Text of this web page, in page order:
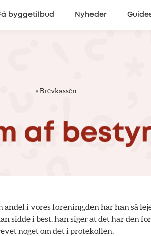
byggetilbud Nyheder
«Brevkassen
af
andel i vores forening,den har han så
sidde i best. han siger at det har den
noget om det i protekollen.